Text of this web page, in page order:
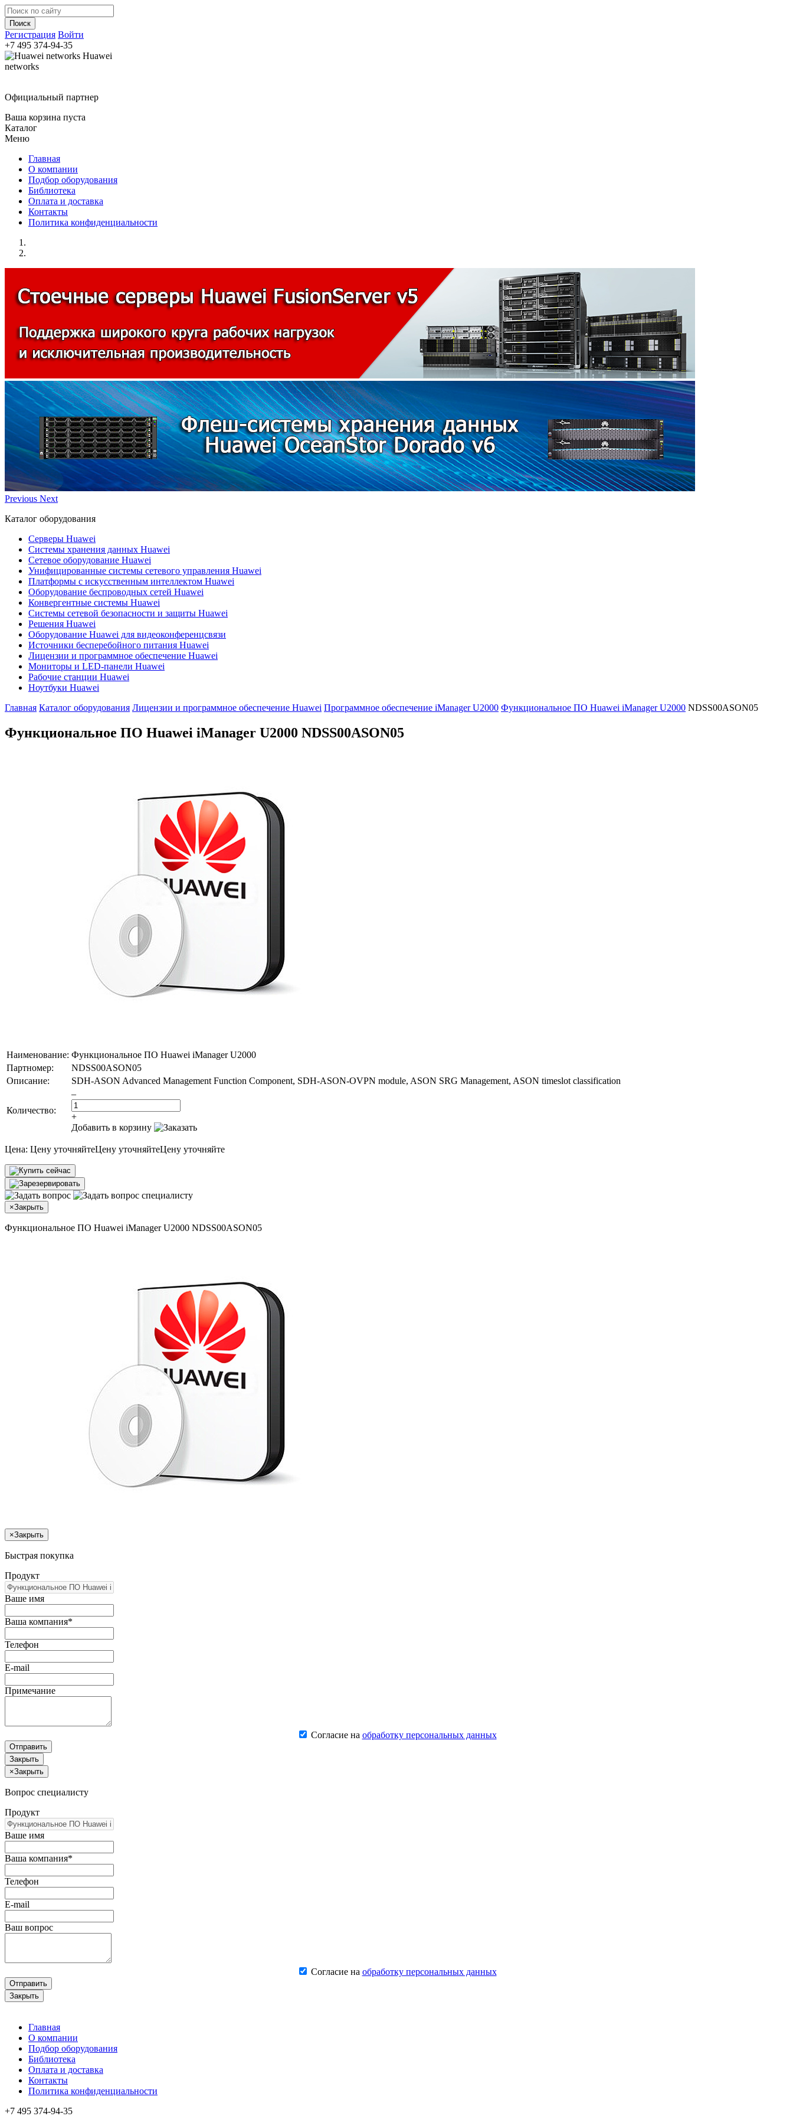
Регистрация Войти
+7 495 374-94-35
Huawei
networks
Официальный партнер
Ваша корзина пуста
Каталог
Меню
Главная
О компании
Подбор оборудования
Библиотека
Оплата и доставка
Контакты
Политика конфиденциальности
Previous Next
Каталог оборудования
Серверы Huawei
Системы хранения данных Huawei
Сетевое оборудование Huawei
Унифицированные системы сетевого управления Huawei
Платформы с искусственным интеллектом Huawei
Оборудование беспроводных сетей Huawei
Конвергентные системы Huawei
Системы сетевой безопасности и защиты Huawei
Решения Huawei
Оборудование Huawei для видеоконференцсвязи
Источники бесперебойного питания Huawei
Лицензии и программное обеспечение Huawei
Мониторы и LED-панели Huawei
Рабочие станции Huawei
Ноутбуки Huawei
Главная Каталог оборудования Лицензии и программное обеспечение Huawei Программное обеспечение iManager U2000 Функциональное ПО Huawei iManager U2000 NDSS00ASON05
Функциональное ПО Huawei iManager U2000 NDSS00ASON05
Наименование: Функциональное ПО Huawei iManager U2000
Партномер:
NDSS00ASON05
Описание:
SDH-ASON Advanced Management Function Component, SDH-ASON-OVPN module, ASON SRG Management, ASON timeslot classification
Количество:
–
+
Добавить в корзину
Цена: Цену уточняйтеЦену уточняйтеЦену уточняйте
×Закрыть
Функциональное ПО Huawei iManager U2000 NDSS00ASON05
×Закрыть
Быстрая покупка
Продукт
Ваше имя
Ваша компания*
Телефон
E-mail
Примечание
Согласие на обработку персональных данных
Отправить
Закрыть
×Закрыть
Вопрос специалисту
Продукт
Ваше имя
Ваша компания*
Телефон
E-mail
Ваш вопрос
Согласие на обработку персональных данных
Отправить
Закрыть
Главная
О компании
Подбор оборудования
Библиотека
Оплата и доставка
Контакты
Политика конфиденциальности
+7 495 374-94-35